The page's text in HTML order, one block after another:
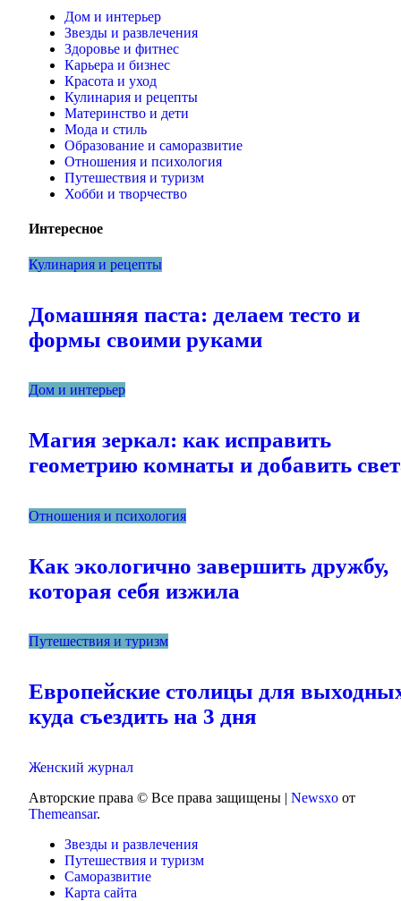
Дом и интерьер
Звезды и развлечения
Здоровье и фитнес
Карьера и бизнес
Красота и уход
Кулинария и рецепты
Материнство и дети
Мода и стиль
Образование и саморазвитие
Отношения и психология
Путешествия и туризм
Хобби и творчество
Интересное
Кулинария и рецепты
Домашняя паста: делаем тесто и
формы своими руками
Дом и интерьер
Магия зеркал: как исправить
геометрию комнаты и добавить
Отношения и психология
Как экологично завершить дружбу,
которая себя изжила
Путешествия и туризм
Европейские столицы для
куда съездить на 3 дня
Женский журнал
Авторские права © Все права защищены | Newsxo от
Themeansar.
Звезды и развлечения
Путешествия и туризм
Саморазвитие
Карта сайта